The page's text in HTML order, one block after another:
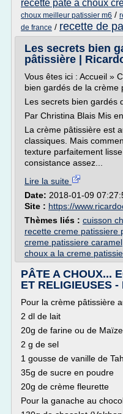
recette pate a choux
choux meilleur patissier m6 /
de france / recette de
Les secrets bien
pâtissière |
Vous êtes ici : Accueil »
bien gardés de la crème
Les secrets bien gardés
Par Christina Blais Mis
La crème pâtissière est
classiques. Mais
texture parfaitement
consistance assez...
Lire la suite
Date: 2018-01-09
Site : https://
Thèmes liés : cuisson
recette creme patissiere
creme patissiere caramel
choux a la creme
PÂTE A CHOUX...
ET RELIGIEUSES -
Pour la crème pâtissière
2 dl de lait
20g de farine ou de
2 g de sel
1 gousse de vanille de
35g de sucre en poudre
20g de crème fleurette
Pour la ganache au